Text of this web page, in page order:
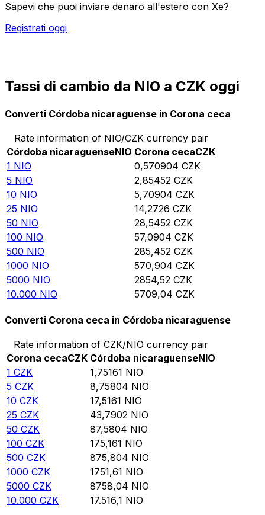
Sapevi che puoi inviare denaro all'estero con Xe?
Registrati oggi
Tassi di cambio da NIO a CZK oggi
Converti Córdoba nicaraguense in Corona ceca
Rate information of NIO/CZK currency pair
Córdoba nicaraguenseNIO Corona cecaCZK
1 NIO 0,570904 CZK
5 NIO 2,85452 CZK
10 NIO 5,70904 CZK
25 NIO 14,2726 CZK
50 NIO 28,5452 CZK
100 NIO 57,0904 CZK
500 NIO 285,452 CZK
1000 NIO 570,904 CZK
5000 NIO 2854,52 CZK
10.000 NIO 5709,04 CZK
Converti Corona ceca in Córdoba nicaraguense
Rate information of CZK/NIO currency pair
Corona cecaCZK Córdoba nicaraguenseNIO
1 CZK 1,75161 NIO
5 CZK 8,75804 NIO
10 CZK 17,5161 NIO
25 CZK 43,7902 NIO
50 CZK 87,5804 NIO
100 CZK 175,161 NIO
500 CZK 875,804 NIO
1000 CZK 1751,61 NIO
5000 CZK 8758,04 NIO
10.000 CZK 17.516,1 NIO